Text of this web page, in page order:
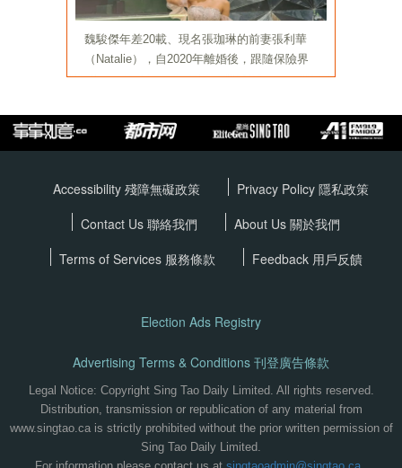
Accessibility 殘障無礙政策 Privacy Policy 隱私政策
Contact Us 聯絡我們
About Us 關於我們
Terms of Services 服務條款 Feedback 用戶反饋
Election Ads Registry
Advertising Terms & Conditions 刊登廣告條款
Legal Notice: Copyright Sing Tao Daily Limited. All rights reserved.
Distribution, transmission or republication of any material from
www.singtao.ca is strictly prohibited without the prior written permission of
Sing Tao Daily Limited.